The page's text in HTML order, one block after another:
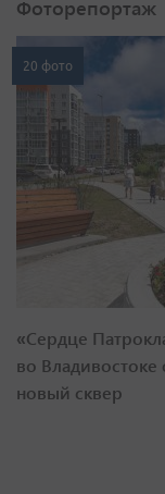
Фоторепортаж
20 фото
«Сердце
во Владивостоке
новый сквер